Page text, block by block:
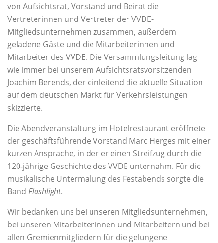
von Aufsichtsrat, Vorstand und Beirat die
Vertreterinnen und Vertreter der VVDE-
Mitgliedsunternehmen zusammen, außerdem
geladene Gäste und die Mitarbeiterinnen und
Mitarbeiter des VVDE. Die Versammlungsleitung lag
wie immer bei unserem Aufsichtsratsvorsitzenden
Joachim Berends, der einleitend die aktuelle Situation
auf dem deutschen Markt für Verkehrsleistungen
skizzierte.
Die Abendveranstaltung im Hotelrestaurant eröffnete
der geschäftsführende Vorstand Marc Herges mit einer
kurzen Ansprache, in der er einen Streifzug durch die
120-jährige Geschichte des VVDE unternahm. Für die
musikalische Untermalung des Festabends sorgte die
Band Flashlight.
Wir bedanken uns bei unseren Mitgliedsunternehmen,
bei unseren Mitarbeiterinnen und Mitarbeitern und bei
allen Gremienmitgliedern für die gelungene